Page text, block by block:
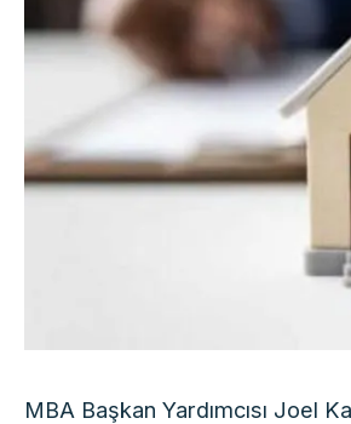
MBA Başkan Yardımcısı Joel